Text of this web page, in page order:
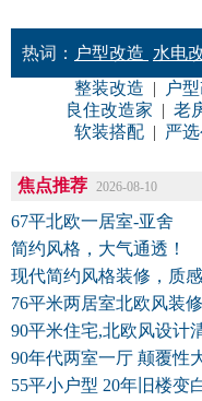
热词： 户型改造 水电
整装改造 | 户
良住改造家 | 老
软装搭配| 严选
焦点推荐
2026-08-10
67平北欧一居室-亚舍
简约风格，大气通透！
现代简约风格装修，质感
76平米两居室北欧风装
90平米住宅,北欧风设计
90年代两室一厅 颠覆性
55平小户型 20年旧楼变